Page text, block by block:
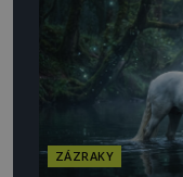
ZÁZRAKY